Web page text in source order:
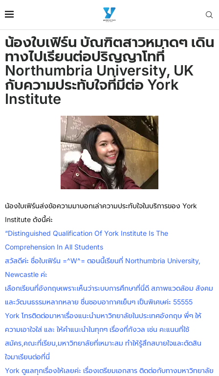
น้องใบเฟิร์น บัณฑิตสาวหมาดๆ เดิน
ทางไปเรียนต่อปริญญาโทที่
Northumbria University, UK
กับความประทับใจที่มีต่อ York
Institute
น้องใบเฟิร์นส่งข้อความมาบอกเล่าความประทับใจในบริการของ York
Institute ด้งนี้ค่ะ
“Distinguished Qualification Of York Institute Is The
Comprehension In All Students
สวัสดีค่ะ ชื่อใบเฟิร์น =^w^= ตอนนี้เรียนที่ Northumbria University,
Newcastle ค่ะ
เลือกเรียนที่อังกฤษเพราะเห็นว่าระบบการศึกษาที่นี่ดี สภาพแวดล้อม สังคม
และวัฒนธรรมหลากหลาย ชื่นชอบอากาศเย็นๆ เป็นพิเศษค่ะ 55555
York โทรติดต่อมาหาเรื่องแนะนำมหาวิทยาลัยในประเทศอังกฤษ พี่ๆ ให้
ความเอาใจใส่ และ ให้คำแนะนำในทุกๆ เรื่องที่กังวล เช่น คะแนนที่ใช้
สมัคร,คณะที่เรียน,มหาวิทยาลัยที่เหมาะสม ทำให้รู้สึกสบายใจและตัดสิน
ใจมาเรียนต่อที่นี่
York ดูแลทุกเรื่องให้เลยค่ะ เรื่องเตรียมเอกสาร ติดต่อกับทางมหาวิทยาลัย